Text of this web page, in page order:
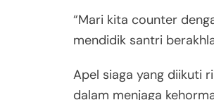
“Mari kita counter
mendidik santri
Apel siaga yang diikuti
dalam menjaga